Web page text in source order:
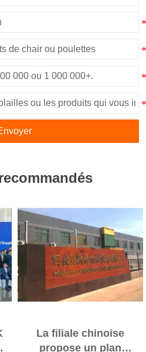
La filiale chinoise
propose un plan